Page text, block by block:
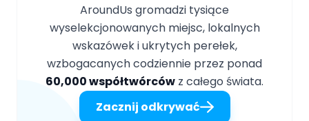
AroundUs gromadzi tysiące
wyselekcjonowanych miejsc, lokalnych
wskazówek i ukrytych perełek,
wzbogacanych codziennie przez ponad
60,000 współtwórców z całego świata.
Zacznij odkrywać